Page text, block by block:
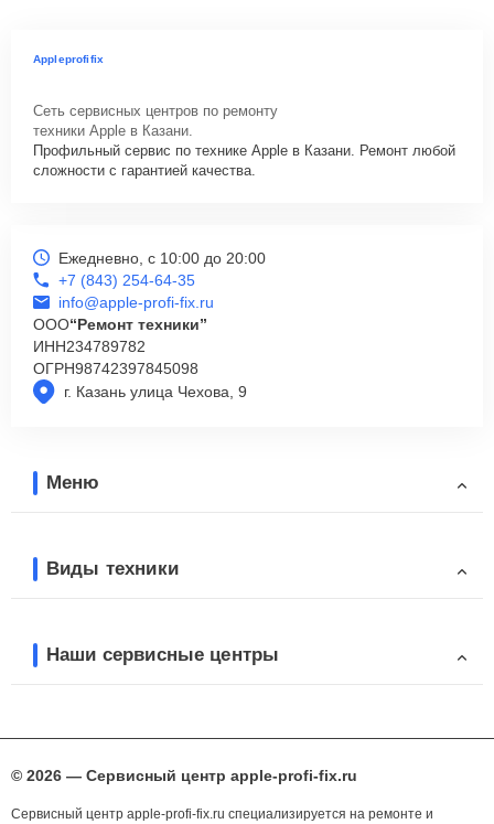
Appleprofifix
Сеть сервисных центров по ремонту
техники Apple в Казани.
Профильный сервис по технике Apple в Казани. Ремонт любой
сложности с гарантией качества.
г. Казань улица Чехова, 9
Ежедневно, с 10:00 до 20:00
+7 (843) 254-64-35
info@apple-profi-fix.ru
ООО“Ремонт техники”
ИНН234789782
ОГРН98742397845098
Меню
Виды техники
Наши сервисные центры
© 2026 — Сервисный центр apple-profi-fix.ru
Сервисный центр apple-profi-fix.ru специализируется на ремонте и